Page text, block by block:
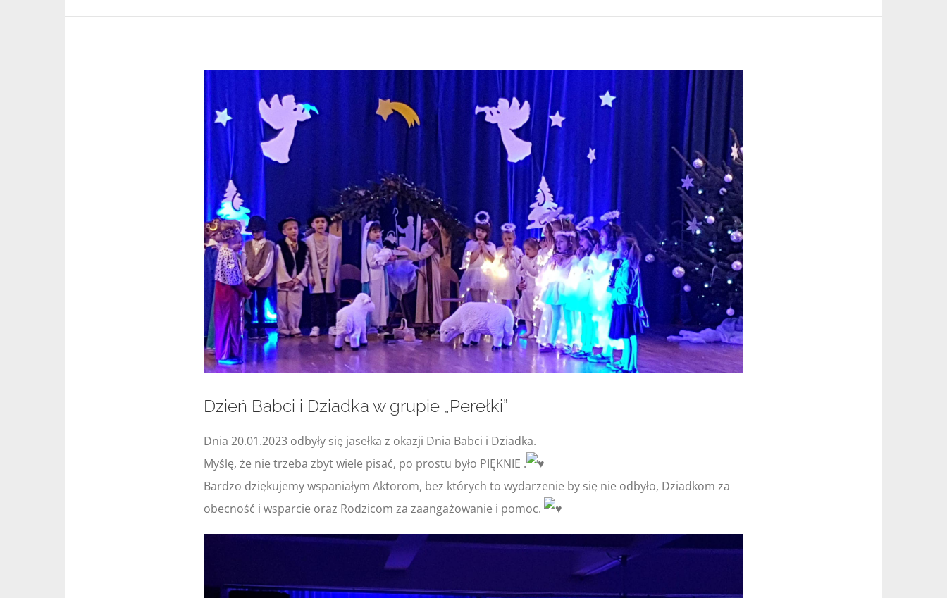
Pokaż
większy
obrazek
Dzień Babci i Dziadka w grupie „Perełki”
Dnia 20.01.2023 odbyły się jasełka z okazji Dnia Babci i Dziadka.
Myślę, że nie trzeba zbyt wiele pisać, po prostu było PIĘKNIE .
Bardzo dziękujemy wspaniałym Aktorom, bez których to wydarzenie by się nie odbyło, Dziadkom za
obecność i wsparcie oraz Rodzicom za zaangażowanie i pomoc.